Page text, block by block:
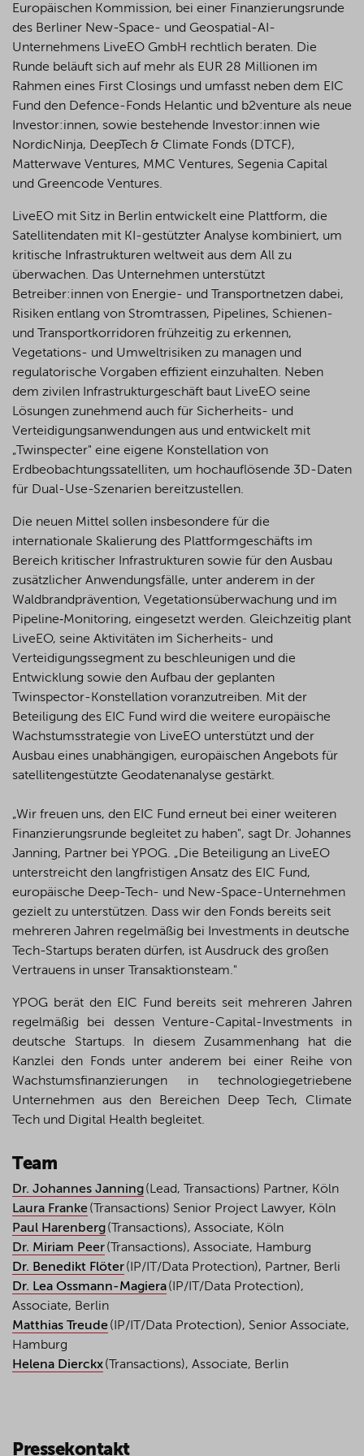
Europäischen Kommission, bei einer Finanzierungsrunde
des Berliner New-Space- und Geospatial-AI-
Unternehmens LiveEO GmbH rechtlich beraten. Die
Runde beläuft sich auf mehr als EUR 28 Millionen im
Rahmen eines First Closings und umfasst neben dem EIC
Fund den Defence-Fonds Helantic und b2venture als neue
Investor:innen, sowie bestehende Investor:innen wie
NordicNinja, DeepTech & Climate Fonds (DTCF),
Matterwave Ventures, MMC Ventures, Segenia Capital
und Greencode Ventures.
LiveEO mit Sitz in Berlin entwickelt eine Plattform, die
Satellitendaten mit KI-gestützter Analyse kombiniert, um
kritische Infrastrukturen weltweit aus dem All zu
überwachen. Das Unternehmen unterstützt
Betreiber:innen von Energie- und Transportnetzen dabei,
Risiken entlang von Stromtrassen, Pipelines, Schienen-
und Transportkorridoren frühzeitig zu erkennen,
Vegetations- und Umweltrisiken zu managen und
regulatorische Vorgaben effizient einzuhalten. Neben
dem zivilen Infrastrukturgeschäft baut LiveEO seine
Lösungen zunehmend auch für Sicherheits- und
Verteidigungsanwendungen aus und entwickelt mit
„Twinspecter" eine eigene Konstellation von
Erdbeobachtungssatelliten, um hochauflösende 3D-Daten
für Dual-Use-Szenarien bereitzustellen.
Die neuen Mittel sollen insbesondere für die
internationale Skalierung des Plattformgeschäfts im
Bereich kritischer Infrastrukturen sowie für den Ausbau
zusätzlicher Anwendungsfälle, unter anderem in der
Waldbrandprävention, Vegetationsüberwachung und im
Pipeline‑Monitoring, eingesetzt werden. Gleichzeitig plant
LiveEO, seine Aktivitäten im Sicherheits- und
Verteidigungssegment zu beschleunigen und die
Entwicklung sowie den Aufbau der geplanten
Twinspector-Konstellation voranzutreiben. Mit der
Beteiligung des EIC Fund wird die weitere europäische
Wachstumsstrategie von LiveEO unterstützt und der
Ausbau eines unabhängigen, europäischen Angebots für
satellitengestützte Geodatenanalyse gestärkt.
„Wir freuen uns, den EIC Fund erneut bei einer weiteren
Finanzierungsrunde begleitet zu haben", sagt Dr. Johannes
Janning, Partner bei YPOG. „Die Beteiligung an LiveEO
unterstreicht den langfristigen Ansatz des EIC Fund,
europäische Deep-Tech- und New-Space-Unternehmen
gezielt zu unterstützen. Dass wir den Fonds bereits seit
mehreren Jahren regelmäßig bei Investments in deutsche
Tech-Startups beraten dürfen, ist Ausdruck des großen
Vertrauens in unser Transaktionsteam."
YPOG berät den EIC Fund bereits seit mehreren Jahren
regelmäßig bei dessen Venture-Capital-Investments in
deutsche Startups. In diesem Zusammenhang hat die
Kanzlei den Fonds unter anderem bei einer Reihe von
Wachstumsfinanzierungen in technologiegetriebene
Unternehmen aus den Bereichen Deep Tech, Climate
Tech und Digital Health begleitet.
Team
Dr. Johannes Janning(Lead, Transactions) Partner, Köln
Laura Franke(Transactions) Senior Project Lawyer, Köln
Paul Harenberg(Transactions), Associate, Köln
Dr. Miriam Peer(Transactions), Associate, Hamburg
Dr. Benedikt Flöter(IP/IT/Data Protection), Partner, Berli
Dr. Lea Ossmann-Magiera(IP/IT/Data Protection),
Associate, Berlin
Matthias Treude(IP/IT/Data Protection), Senior Associate,
Hamburg
Helena Dierckx(Transactions), Associate, Berlin
Pressekontakt